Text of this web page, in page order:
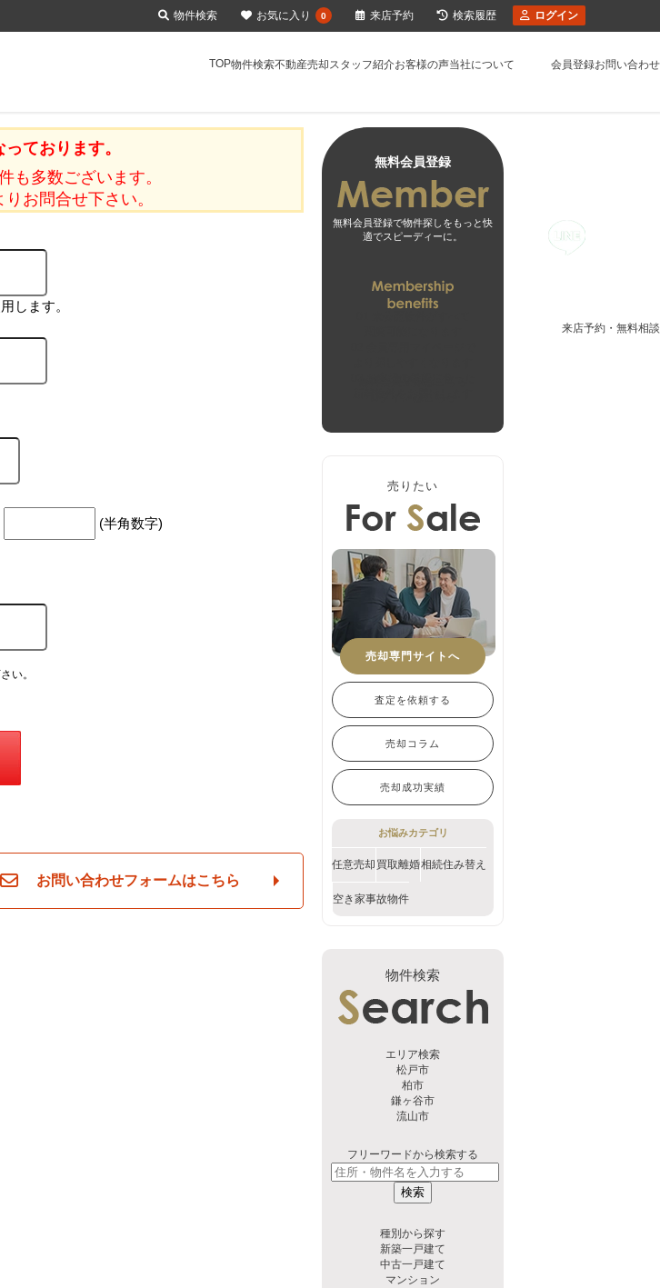
TOP物件検索不動産売却スタッフ紹介お客様の声当社について 会員登録お問い合わせ
来店予約・無料相談
ております。
も多数ございます。
お問合せ下さい。
します。
(半角数字)
い。
お問い合わせフォームはこちら
無料会員登録
無料会員登録で物件探しをもっと快
適でスピーディーに。
売りたい
売却専門サイトへ
査定を依頼する
売却コラム
売却成功実績
お悩みカテゴリ
任意売却 買取離婚相続住み替え
空き家事故物件
物件検索
エリア検索
松戸市
柏市
鎌ヶ谷市
流山市
フリーワードから検索する
検索
種別から探す
新築一戸建て
中古一戸建て
マンション
物件検索 お気に入り 0 来店予約 検索履歴 ログイン